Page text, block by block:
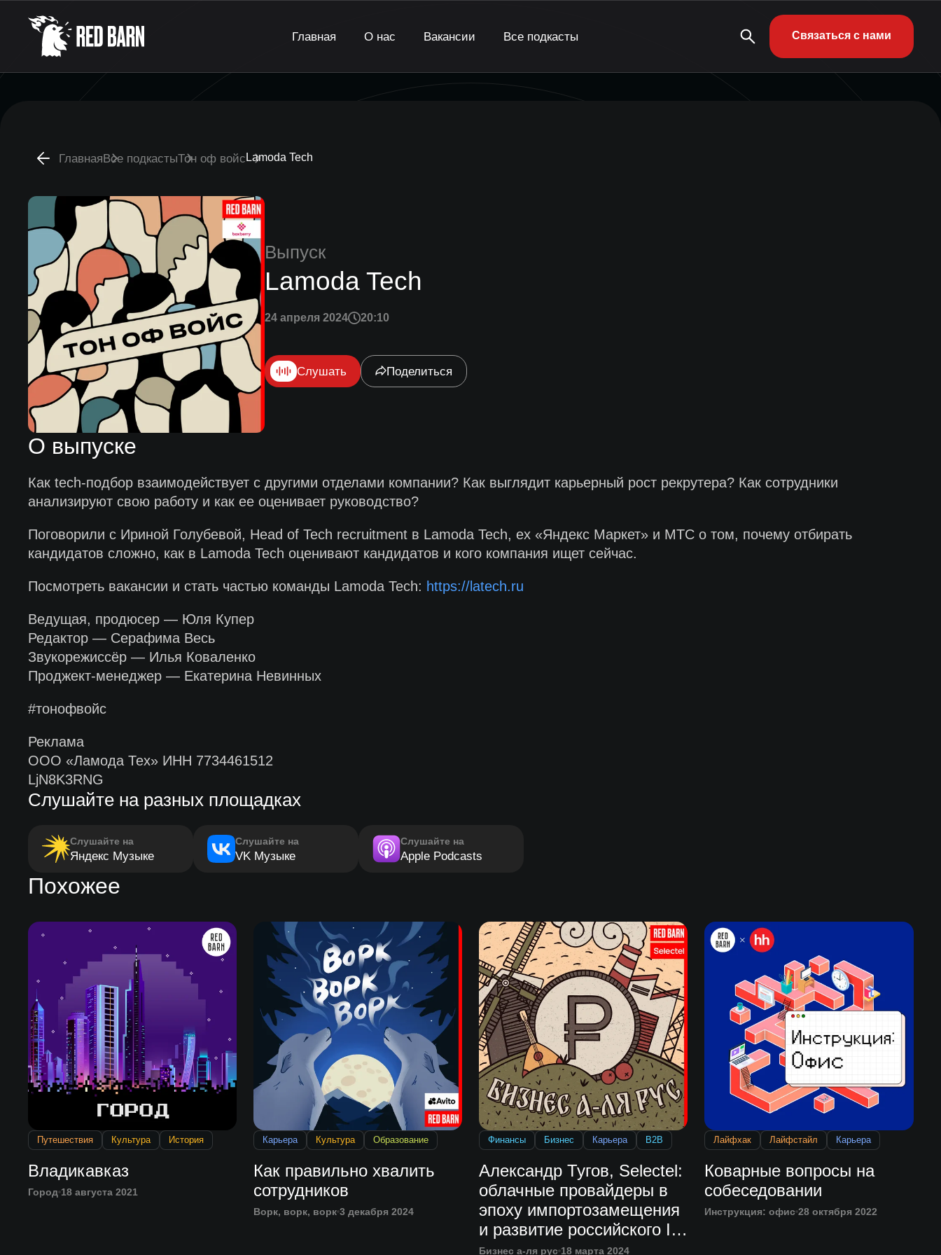
Главная О нас Вакансии Все подкасты Связаться с нами
ГлавнаяВсе подкастыТон оф войс Lamoda Tech
Выпуск
Lamoda Tech
24 апреля 2024 20:10
Слушать Поделиться
О выпуске
Как tech-подбор взаимодействует с другими отделами компании? Как выглядит карьерный рост рекрутера? Как сотрудники
анализируют свою работу и как ее оценивает руководство?
Поговорили с Ириной Голубевой, Head of Tech recruitment в Lamoda Tech, ex «Яндекс Маркет» и МТС о том, почему отбирать
кандидатов сложно, как в Lamoda Tech оценивают кандидатов и кого компания ищет сейчас.
Посмотреть вакансии и стать частью команды Lamoda Tech: https://latech.ru
Ведущая, продюсер — Юля Купер
Редактор — Серафима Весь
Звукорежиссёр — Илья Коваленко
Проджект-менеджер — Екатерина Невинных
#тонофвойс
Реклама
ООО «Ламода Тех» ИНН 7734461512
LjN8K3RNG
Слушайте на разных площадках
Слушайте на
Яндекс Музыке
Слушайте на
VK Музыке
Слушайте на
Apple Podcasts
Похожее
Путешествия Культура История
Владикавказ
Город 18 августа 2021
Карьера Культура Образование
Как правильно хвалить
сотрудников
Ворк, ворк, ворк 3 декабря 2024
Финансы Бизнес Карьера B2B
Александр Тугов, Selectel:
облачные провайдеры в
эпоху импортозамещения
и развитие российского IT-
сектора
Бизнес а-ля рус 18 марта 2024
Лайфхак Лайфстайл Карьера
Коварные вопросы на
собеседовании
Инструкция: офис 28 октября 2022